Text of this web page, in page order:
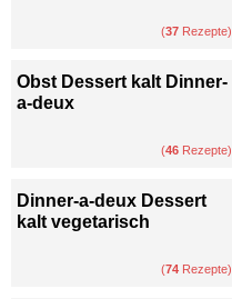
(37 Rezepte)
Obst Dessert kalt Dinner-
a-deux
(46 Rezepte)
Dinner-a-deux Dessert
kalt vegetarisch
(74 Rezepte)